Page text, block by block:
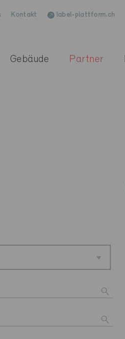
Kontakt label-plattform.ch
Gebäude Partner